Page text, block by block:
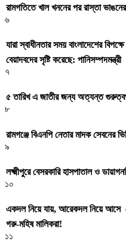
রামগতিতে খাল খননের পর রাস্তা
৬
যারা স্বাধীনতার সময় বাংলাদেশের
বেয়াদবদের সৃষ্টি করেছে: পানিসম্পদমন্ত্রী
৭
৫ তারিখ এ জাতীর জন্য অত্যন্ত
৮
রামগঞ্জে বিএনপি নেতার মাদক সেবনের
৯
লক্ষ্মীপুরে বেসরকারি হাসপাতাল ও
১০
একদল নিয়ে যায়, আরেকদল নিয়ে আসে
গরু-মহিষ মালিকরা!
১১